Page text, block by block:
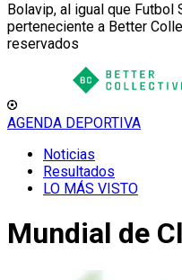
Bolavip, al igual que Futbol
perteneciente a Better
reservados
AGENDA DEPORTIVA
Noticias
Resultados
LO MÁS VISTO
Mundial de